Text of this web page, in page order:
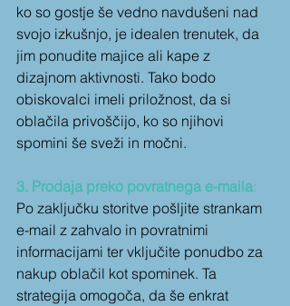
ko so gostje še vedno navdušeni nad
svojo izkušnjo, je idealen trenutek, da
jim ponudite majice ali kape z
dizajnom aktivnosti. Tako bodo
obiskovalci imeli priložnost, da si
oblačila privoščijo, ko so njihovi
spomini še sveži in močni.
3. Prodaja preko povratnega e-maila:
Po zaključku storitve pošljite strankam
e-mail z zahvalo in povratnimi
informacijami ter vključite ponudbo za
nakup oblačil kot spominek. Ta
strategija omogoča, da še enkrat